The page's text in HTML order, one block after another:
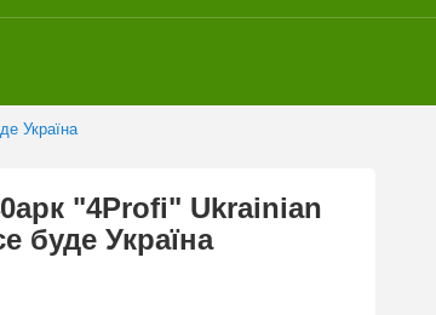
Україна
"4Profi" Ukrainian
буде Україна